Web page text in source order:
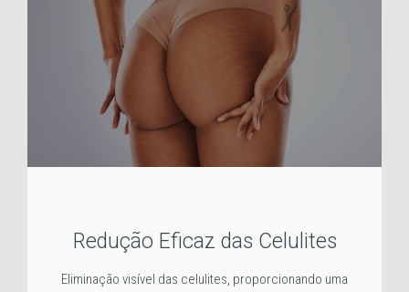
Redução Eficaz das Celulites
Eliminação visível das celulites, proporcionando uma